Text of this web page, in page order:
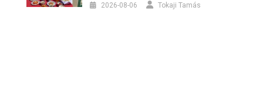
2026-08-06 Tokaji Tamás